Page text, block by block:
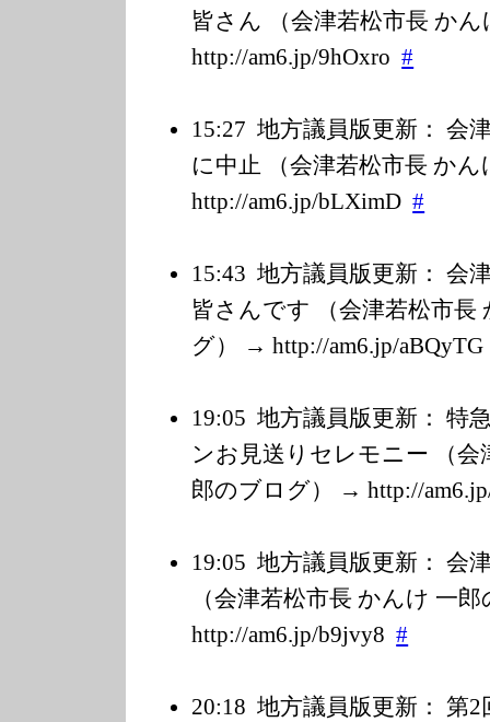
皆さん （会津若松市長 か
http://am6.jp/9hOxro #
15:27 地方議員版更新： 会
に中止 （会津若松市長 か
http://am6.jp/bLXimD #
15:43 地方議員版更新： 会
皆さんです （会津若松市長
グ） → http://am6.jp/aBQyTG
19:05 地方議員版更新： 特
ンお見送りセレモニー （会
郎のブログ） → http://
19:05 地方議員版更新： 会
（会津若松市長 かんけ 一
http://am6.jp/b9jvy8 #
20:18 地方議員版更新： 第